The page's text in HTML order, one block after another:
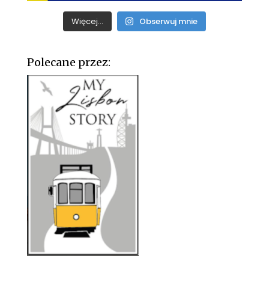
Więcej... Obserwuj mnie
Polecane przez: